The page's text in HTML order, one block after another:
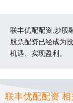
联丰优配配资,炒股
股票配资已经成为
机遇、实现盈利。
联丰优配配资